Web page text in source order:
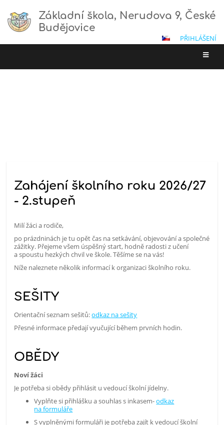
Základní škola, Nerudova 9, České
Budějovice
PŘIHLÁŠENÍ
Zahájení školního roku 2026/27
- 2.stupeň
Milí žáci a rodiče,
po prázdninách je tu opět čas na setkávání, objevování a společné
zážitky. Přejeme všem úspěšný start, hodně radosti z učení
a spoustu hezkých chvil ve škole. Těšíme se na vás!
Níže naleznete několik informací k organizaci školního roku.
SEŠITY
Orientační seznam sešitů:odkaz na sešity
Přesné informace předají vyučující během prvních hodin.
OBĚDY
Noví žáci
Je potřeba si obědy přihlásit u vedoucí školní jídelny.
Vyplňte si přihlášku a souhlas s inkasem-odkaz
na formuláře
S vyplněnými formuláři je potřeba zajít k vedoucí školní